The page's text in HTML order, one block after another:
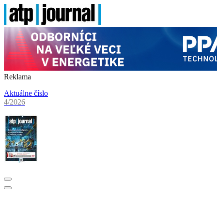
Reklama
Aktuálne číslo
4/2026